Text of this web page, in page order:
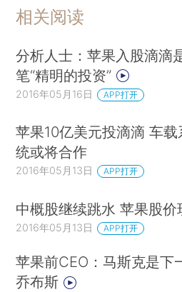
相关阅读
分析人士：苹果入股滴滴
笔“精明的投资”
2016年05月16日 APP打开
苹果10亿美元投滴滴 车载
统或将合作
2016年05月13日 APP打开
中概股继续跳水 苹果股价
2016年05月13日 APP打开
苹果前CEO：马斯克是下
乔布斯